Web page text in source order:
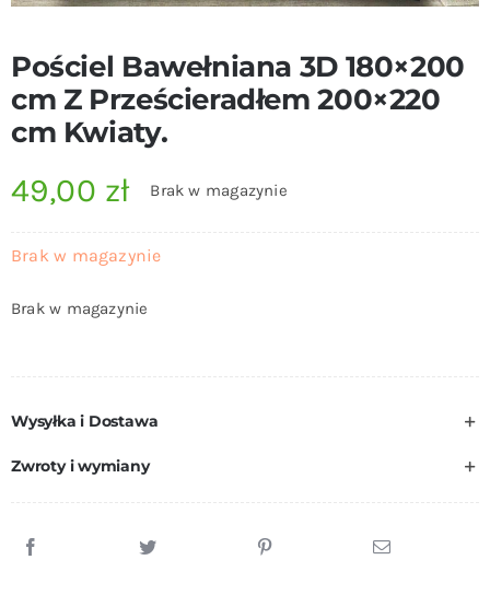
Pościel Bawełniana 3D 180×200
cm Z Prześcieradłem 200×220
cm Kwiaty.
49,00 zł Brak w magazynie
Brak w magazynie
Brak w magazynie
Wysyłka i Dostawa
Zwroty i wymiany